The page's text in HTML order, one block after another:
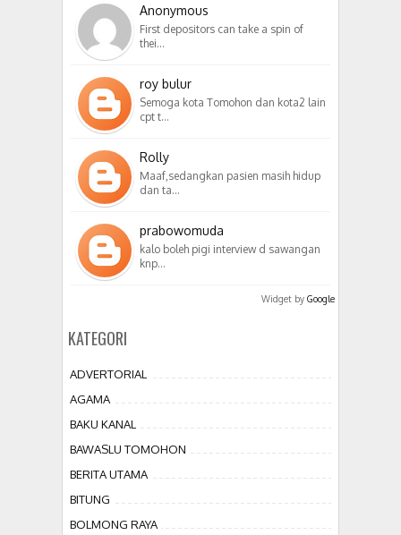
Anonymous
First depositors can take a spin of
thei…
roy bulur
Semoga kota Tomohon dan kota2 lain
cpt t…
Rolly
Maaf,sedangkan pasien masih hidup
dan ta…
prabowomuda
kalo boleh pigi interview d sawangan
knp…
Widget by Google
KATEGORI
ADVERTORIAL
AGAMA
BAKU KANAL
BAWASLU TOMOHON
BERITA UTAMA
BITUNG
BOLMONG RAYA